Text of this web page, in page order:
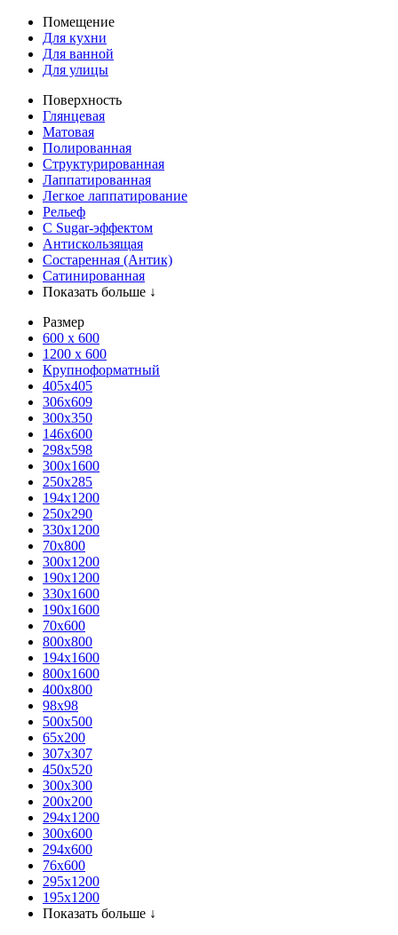
Помещение
Для кухни
Для ванной
Для улицы
Поверхность
Глянцевая
Матовая
Полированная
Структурированная
Лаппатированная
Легкое лаппатирование
Рельеф
С Sugar-эффектом
Антискользящая
Состаренная (Антик)
Сатинированная
Показать больше ↓
Размер
600 х 600
1200 х 600
Крупноформатный
405x405
306x609
300x350
146x600
298x598
300x1600
250x285
194x1200
250x290
330x1200
70x800
300x1200
190x1200
330x1600
190x1600
70x600
800x800
194x1600
800x1600
400х800
98x98
500x500
65x200
307x307
450x520
300x300
200x200
294x1200
300x600
294x600
76х600
295х1200
195х1200
Показать больше ↓